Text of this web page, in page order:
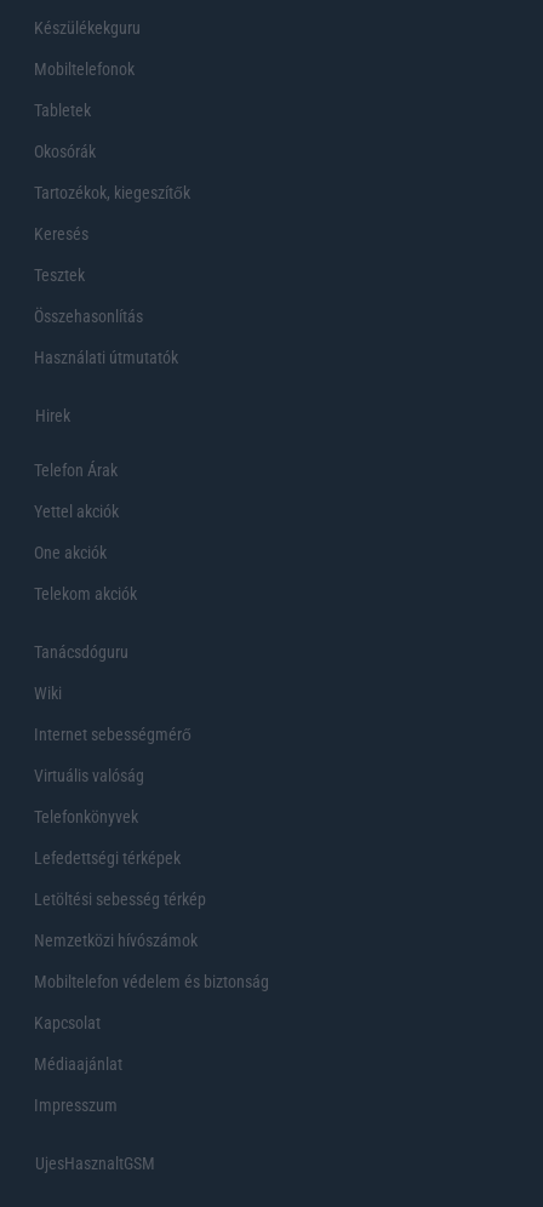
Készülékekguru
Mobiltelefonok
Tabletek
Okosórák
Tartozékok, kiegeszítők
Keresés
Tesztek
Összehasonlítás
Használati útmutatók
Hirek
Telefon Árak
Yettel akciók
One akciók
Telekom akciók
Tanácsdóguru
Wiki
Internet sebességmérő
Virtuális valóság
Telefonkönyvek
Lefedettségi térképek
Letöltési sebesség térkép
Nemzetközi hívószámok
Mobiltelefon védelem és biztonság
Kapcsolat
Médiaajánlat
Impresszum
UjesHasznaltGSM